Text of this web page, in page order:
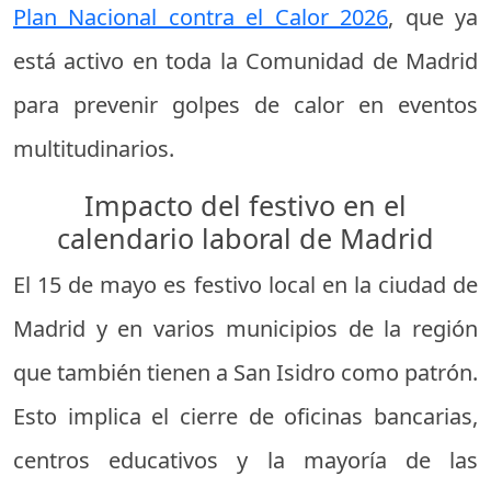
Plan Nacional contra el Calor 2026, que ya
está activo en toda la Comunidad de Madrid
para prevenir golpes de calor en eventos
multitudinarios.
Impacto del festivo en el
calendario laboral de Madrid
El 15 de mayo es festivo local en la ciudad de
Madrid y en varios municipios de la región
que también tienen a San Isidro como patrón.
Esto implica el cierre de oficinas bancarias,
centros educativos y la mayoría de las